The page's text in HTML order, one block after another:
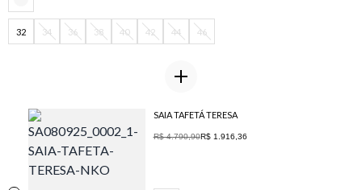
32 34 36 38 40 42 44 46
SAIA TAFETÁ TERESA
R$ 4.790,90R$ 1.916,36